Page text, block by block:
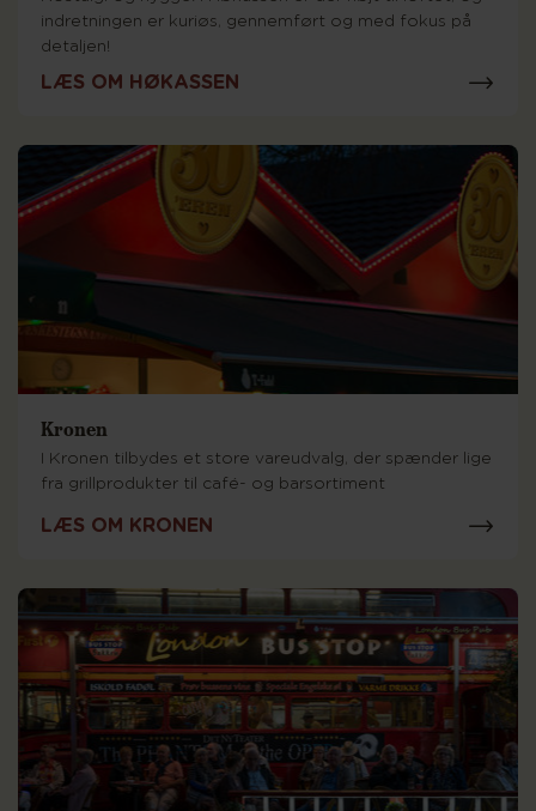
indretningen er kuriøs, gennemført og med fokus på
detaljen!
LÆS OM HØKASSEN
Kronen
I Kronen tilbydes et store vareudvalg, der spænder lige
fra grillprodukter til café- og barsortiment
LÆS OM KRONEN